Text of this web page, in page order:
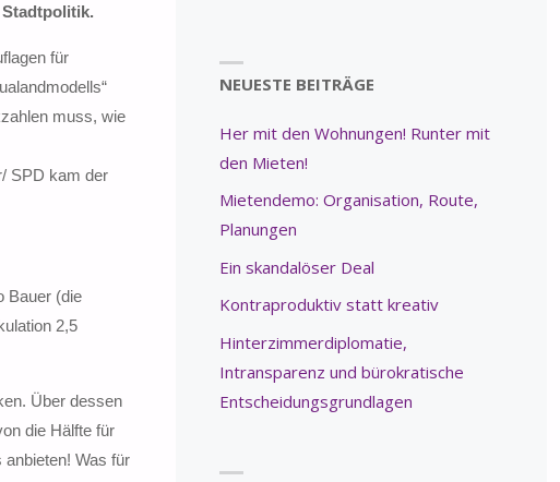
für
muss, wie
SPD kam der
Bauer (die
2,5
Über dessen
die Hälfte für
Was für
NEUESTE BEITRÄGE
Her mit den Wohnungen! Runter mit
den Mieten!
Mietendemo: Organisation, Route,
Planungen
Ein skandalöser Deal
Kontraproduktiv statt kreativ
Hinterzimmerdiplomatie,
Intransparenz und bürokratische
Entscheidungsgrundlagen